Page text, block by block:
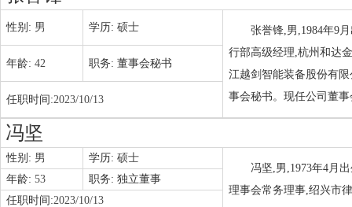
性别: 男 学历: 硕士
张誉锋,男,1984年9
行部高级经理,杭州和达
江越剑智能装备股份有
事会秘书。现任公司董
年龄: 42 职务: 董事会秘书
任职时间:2023/10/13
冯坚
性别: 男 学历: 硕士
冯坚,男,1973年4月
理事会常务理事,绍兴市
年龄: 53 职务: 独立董事
任职时间:2023/10/13